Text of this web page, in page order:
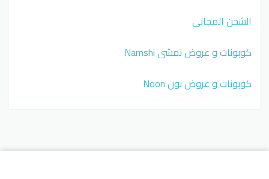
الشحن المجاني
كوبونات و عروض نمشي Namshi
كوبونات و عروض نون Noon